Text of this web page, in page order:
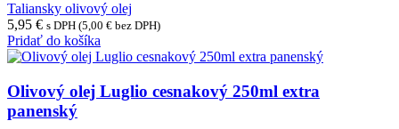
Taliansky olivový olej
5,95 € s DPH (5,00 € bez DPH)
Pridať do košíka
Olivový olej Luglio cesnakový 250ml extra
panenský